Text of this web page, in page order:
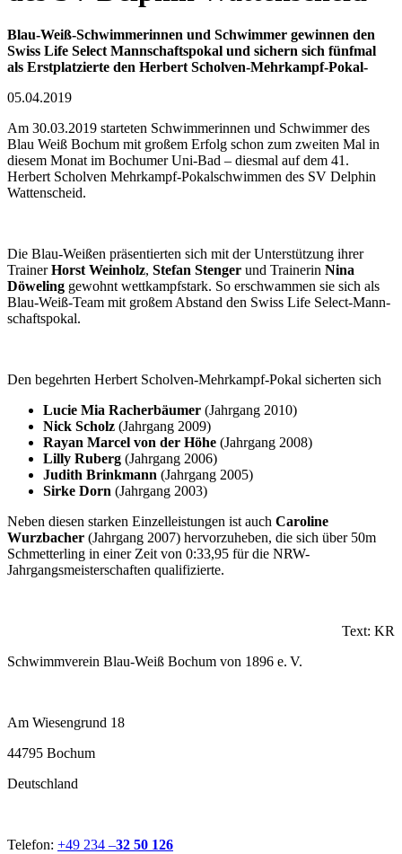
Blau-Weiß-Schwimmerinnen und Schwimmer gewinnen den
Swiss Life Select Mann­schafts­pokal und sichern sich fünf­mal
als Erst­platzierte den Herbert Scholven-Mehr­kampf-Pokal-
05.04.2019
Am 30.03.2019 starteten Schwimmerinnen und Schwimmer des
Blau Weiß Bochum mit großem Erfolg schon zum zweiten Mal in
diesem Monat im Bochumer Uni-Bad – diesmal auf dem 41.
Herbert Scholven Mehr­kampf-Pokal­schwimmen des SV Delphin
Watten­scheid.
Die Blau-Weißen präsentierten sich mit der Unter­stützung ihrer
TrainerHorst Wein­holz, Stefan Stenger und Trainerin Nina
Döweling gewohnt wett­kampf­stark. So erschwammen sie sich als
Blau-Weiß-Team mit großem Abstand den Swiss Life Select-Mann­
schafts­pokal.
Den begehrten Herbert Scholven-Mehrkampf-Pokal sicherten sich
Lucie Mia Racherbäumer (Jahrgang 2010)
Nick Scholz (Jahrgang 2009)
Rayan Marcel von der Höhe (Jahrgang 2008)
Lilly Ruberg (Jahrgang 2006)
Judith Brinkmann (Jahrgang 2005)
Sirke Dorn (Jahrgang 2003)
Neben diesen starken Einzelleistungen ist auch Caroline
Wurzbacher (Jahrgang 2007) hervorzuheben, die sich über 50m
Schmetterling in einer Zeit von 0:33,95 für die NRW-
Jahrgangsmeisterschaften qualifizierte.
Text: KR
Schwimmverein Blau-Weiß Bochum von 1896 e. V.
Am Wiesengrund 18
44795 Bochum
Deutschland
Telefon: +49 234 –32 50 126